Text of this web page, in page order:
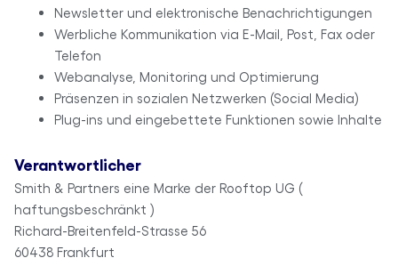
Newsletter und elektronische Benachrichtigungen
Werbliche Kommunikation via E-Mail, Post, Fax oder
Telefon
Webanalyse, Monitoring und Optimierung
Präsenzen in sozialen Netzwerken (Social Media)
Plug-ins und eingebettete Funktionen sowie Inhalte
Verantwortlicher
Smith & Partners eine Marke der Rooftop UG (
haftungsbeschränkt )
Richard-Breitenfeld-Strasse 56
60438 Frankfurt